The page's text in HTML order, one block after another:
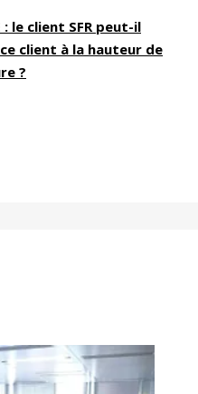
: le client SFR peut-il
client à la hauteur de
?